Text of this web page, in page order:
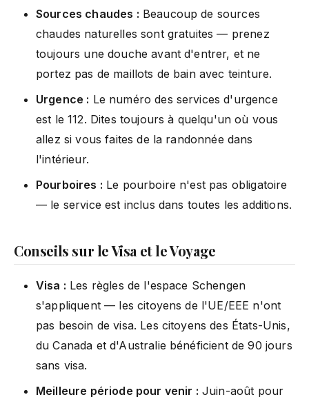
Sources chaudes : Beaucoup de sources
chaudes naturelles sont gratuites — prenez
toujours une douche avant d'entrer, et ne
portez pas de maillots de bain avec teinture.
Urgence : Le numéro des services d'urgence
est le 112. Dites toujours à quelqu'un où vous
allez si vous faites de la randonnée dans
l'intérieur.
Pourboires : Le pourboire n'est pas obligatoire
— le service est inclus dans toutes les additions.
Conseils sur le Visa et le Voyage
Visa : Les règles de l'espace Schengen
s'appliquent — les citoyens de l'UE/EEE n'ont
pas besoin de visa. Les citoyens des États-Unis,
du Canada et d'Australie bénéficient de 90 jours
sans visa.
Meilleure période pour venir : Juin-août pour